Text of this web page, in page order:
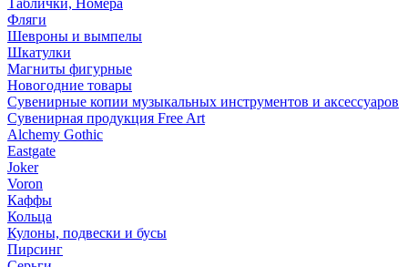
Таблички, Номера
Фляги
Шевроны и вымпелы
Шкатулки
Магниты фигурные
Новогодние товары
Сувенирные копии музыкальных инструментов и аксессуаров
Сувенирная продукция Free Art
Alchemy Gothic
Eastgate
Joker
Voron
Каффы
Кольца
Кулоны, подвески и бусы
Пирсинг